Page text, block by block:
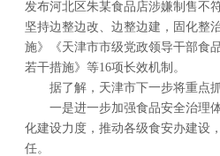
发布河北区朱某食品店涉嫌制售不
坚持边整边改、边整边建，固化整
施》《天津市市级党政领导干部食
若干措施》等16项长效机制。
据了解，天津市下一步将重点
一是进一步加强食品安全治理
化建设力度，推动各级食安办建设
任。